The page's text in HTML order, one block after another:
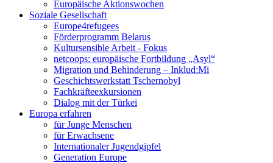
Europäische Aktionswochen
Soziale Gesellschaft
Europe4refugees
Förderprogramm Belarus
Kultursensible Arbeit - Fokus
netcoops: europäische Fortbildung „Asyl“
Migration und Behinderung – Inklud:Mi
Geschichtswerkstatt Tschernobyl
Fachkräfteexkursionen
Dialog mit der Türkei
Europa erfahren
für Junge Menschen
für Erwachsene
Internationaler Jugendgipfel
Generation Europe